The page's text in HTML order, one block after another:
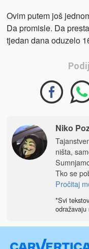
Ovim putem još
Da promisle. Da
tjedan dana oduzelo
Niko
ništa,
Tko se
Pročitaj
*Svi